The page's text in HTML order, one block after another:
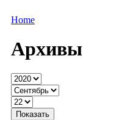
Home
Архивы